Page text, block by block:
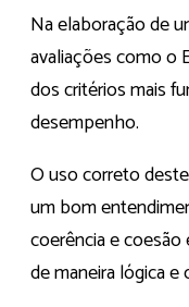
Na elaboração de
avaliações como o
dos critérios mais
desempenho.
O uso correto
um bom
coerência e
de maneira lógica e